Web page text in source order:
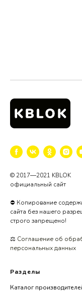
© 2017—2021 KBLOK
официальный сайт
⛔ Копирование
сайта без нашего
строго запрещено!
⚖️ Соглашение об
персональных данных
Разделы
Каталог